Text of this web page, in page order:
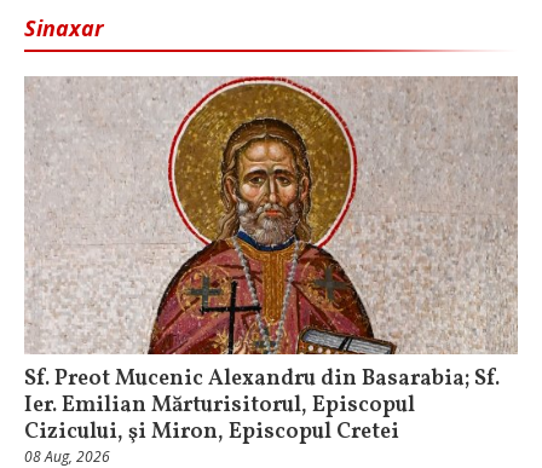
Sinaxar
Sf. Preot Mucenic Alexandru din Basarabia; Sf.
Ier. Emilian Mărturisitorul, Episcopul
Cizicului, şi Miron, Episcopul Cretei
08 Aug, 2026